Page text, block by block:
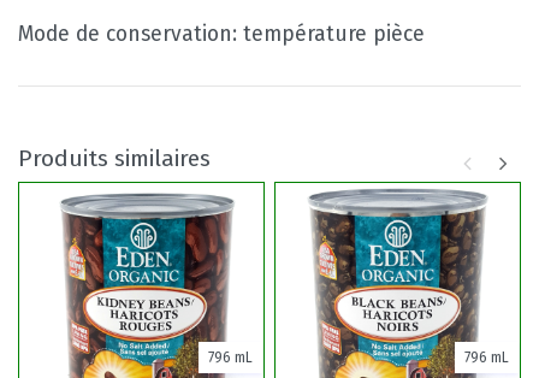
Mode de conservation: température pièce
Produits similaires
796 mL 796 mL